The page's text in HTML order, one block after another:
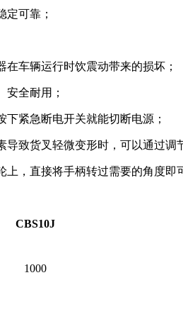
定可靠；
车辆运行时饮震动带来的损坏；
安全耐用；
紧急断电开关就能切断电源；
致货叉轻微变形时，可以通过调
，直接将手柄转过需要的角度即
CBS10J
1000